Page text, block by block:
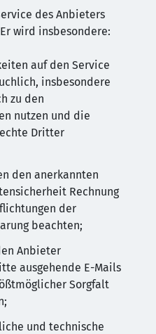
des Anbieters
wird insbesondere:
auf den Service
insbesondere
zu den
nutzen und die
Dritter
den anerkannten
Rechnung
der
beachten;
Anbieter
ausgehende E-Mails
Sorgfalt
und technische